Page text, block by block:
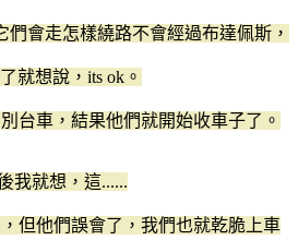
們會走怎樣繞路不會經過布達佩斯，
就想說，its ok。
台車，結果他們就開始收車子了。
我就想，這......
但他們誤會了，我們也就乾脆上車